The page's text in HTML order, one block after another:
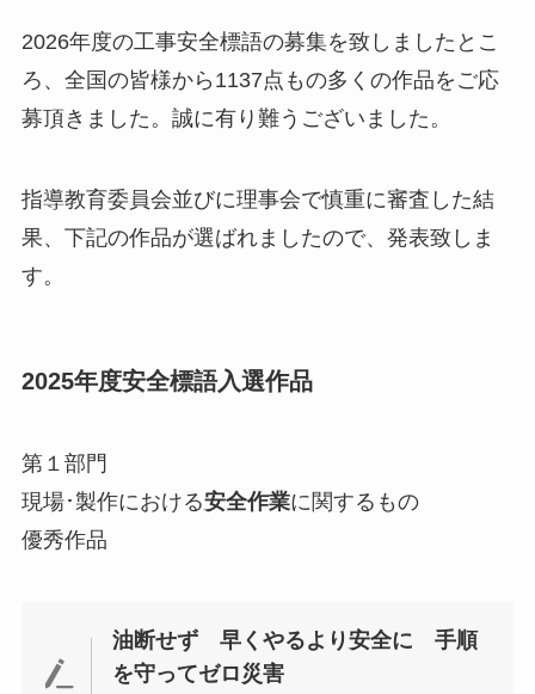
2026年度の工事安全標語の募集を致しましたとこ
ろ、全国の皆様から1137点もの多くの作品をご応
募頂きました。誠に有り難うございました。
指導教育委員会並びに理事会で慎重に審査した結
果、下記の作品が選ばれましたので、発表致しま
す。
2025年度安全標語入選作品
第１部門
現場･製作における安全作業に関するもの
優秀作品
油断せず 早くやるより安全に 手順
を守ってゼロ災害